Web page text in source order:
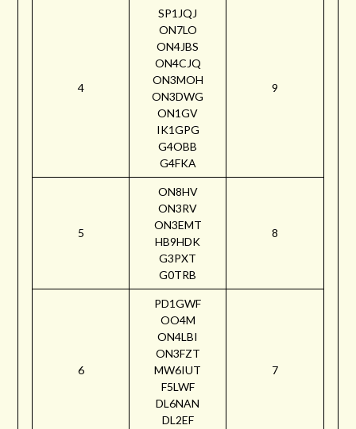
4
SP1JQJ
ON7LO
ON4JBS
ON4CJQ
ON3MOH
ON3DWG
ON1GV
IK1GPG
G4OBB
G4FKA
9
5
ON8HV
ON3RV
ON3EMT
HB9HDK
G3PXT
G0TRB
8
6
PD1GWF
OO4M
ON4LBI
ON3FZT
MW6IUT
F5LWF
DL6NAN
DL2EF
7